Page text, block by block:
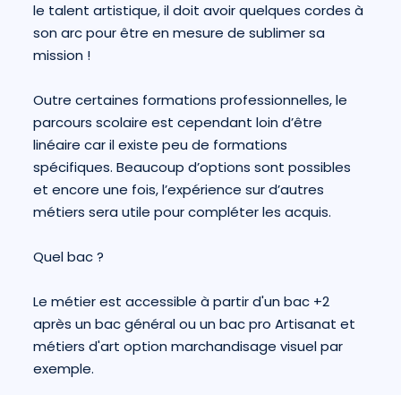
le talent artistique, il doit avoir quelques cordes à
son arc pour être en mesure de sublimer sa
mission !
Outre certaines formations professionnelles, le
parcours scolaire est cependant loin d’être
linéaire car il existe peu de formations
spécifiques. Beaucoup d’options sont possibles
et encore une fois, l’expérience sur d’autres
métiers sera utile pour compléter les acquis.
Quel bac ?
Le métier est accessible à partir d'un bac +2
après un bac général ou un bac pro Artisanat et
métiers d'art option marchandisage visuel par
exemple.